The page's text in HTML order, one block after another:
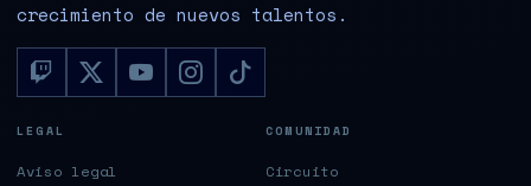
crecimiento de nuevos talentos.
LEGAL
Aviso legal
COMUNIDAD
Circuito